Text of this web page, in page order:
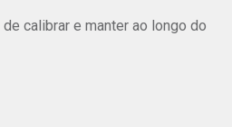
calibrar e manter ao longo do